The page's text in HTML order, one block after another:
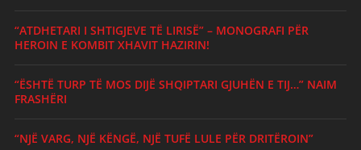
“ATDHETARI I SHTIGJEVE TË LIRISË” – MONOGRAFI PËR
HEROIN E KOMBIT XHAVIT HAZIRIN!
“ËSHTË TURP TË MOS DIJË SHQIPTARI GJUHËN E TIJ…” NAIM
FRASHËRI
“NJË VARG, NJË KËNGË, NJË TUFË LULE PËR DRITËROIN”